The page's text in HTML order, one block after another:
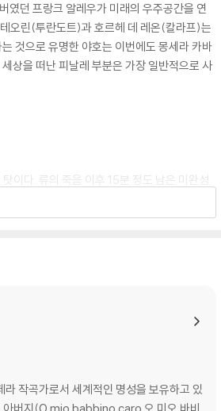
였던 프랑크 알레우가 미래의 우주공간을 연
오린(투란도트)과 호르헤 데 레온(칼라프)는
것으로 유명한 야호는 이번에도 몽세라 카바
상을 떠난 피날레 부분은 가장 일반적으로 사
이다. 류의 죽음 이후 15분 정도 남은 미완성
본이 여럿 등장했지만 가장 많이 이용되는
](아라비안나이트)와 쌍벽을 이룬다는 아라
야호는 목소리 자체로도 훌륭하지만 영혼을
작곡가로서 세계적인 명성을 보유하고 있